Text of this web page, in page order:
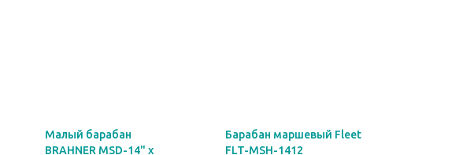
Малый барабан
BRAHNER MSD-14" х
Барабан маршевый Fleet
FLT-MSH-1412